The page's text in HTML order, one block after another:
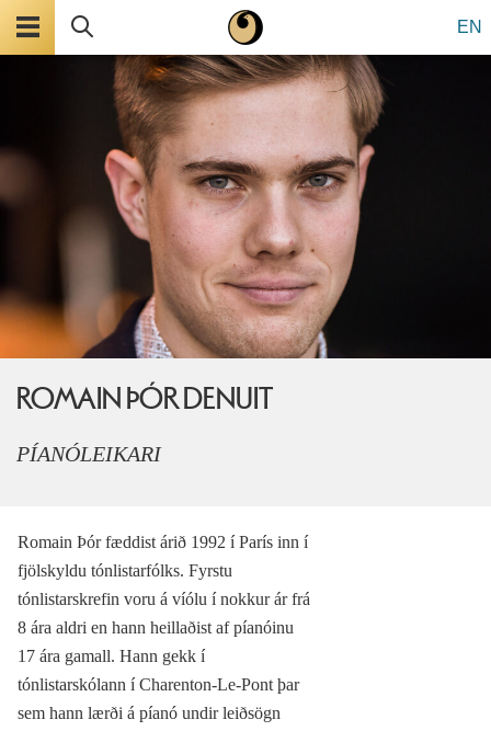
EN
ROMAIN ÞÓR DENUIT
PÍANÓLEIKARI
Romain Þór fæddist árið 1992 í París inn í
fjölskyldu tónlistarfólks. Fyrstu
tónlistarskrefin voru á víólu í nokkur ár frá
8 ára aldri en hann heillaðist af píanóinu
17 ára gamall. Hann gekk í
tónlistarskólann í Charenton-Le-Pont þar
sem hann lærði á píanó undir leiðsögn